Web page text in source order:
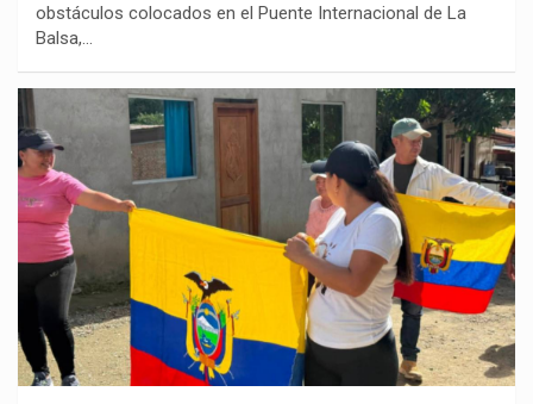
obstáculos colocados en el Puente Internacional de La
Balsa,…